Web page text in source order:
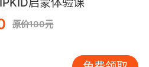
如： March to the beat
为“与众不同，走自己的
marches to the beat
and that’s what makes
原价100元